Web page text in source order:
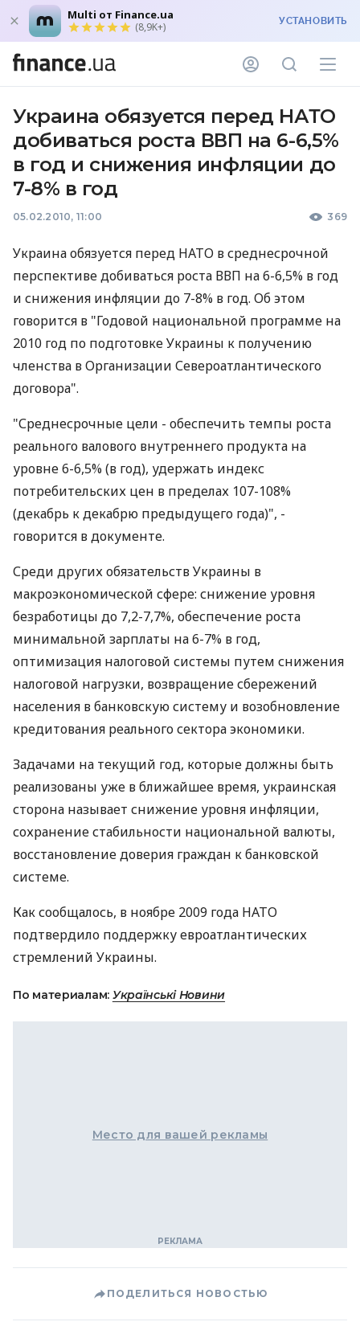
Multi от Finance.ua
(8,9K+) УСТАНОВИТЬ
Украина обязуется перед НАТО
добиваться роста ВВП на 6-6,5%
в год и снижения инфляции до
7-8% в год
05.02.2010, 11:00 369
Украина обязуется перед НАТО в среднесрочной
перспективе добиваться роста ВВП на 6-6,5% в год
и снижения инфляции до 7-8% в год. Об этом
говорится в "Годовой национальной программе на
2010 год по подготовке Украины к получению
членства в Организации Североатлантического
договора".
"Среднесрочные цели - обеспечить темпы роста
реального валового внутреннего продукта на
уровне 6-6,5% (в год), удержать индекс
потребительских цен в пределах 107-108%
(декабрь к декабрю предыдущего года)", -
говорится в документе.
Среди других обязательств Украины в
макроэкономической сфере: снижение уровня
безработицы до 7,2-7,7%, обеспечение роста
минимальной зарплаты на 6-7% в год,
оптимизация налоговой системы путем снижения
налоговой нагрузки, возвращение сбережений
населения в банковскую систему и возобновление
кредитования реального сектора экономики.
Задачами на текущий год, которые должны быть
реализованы уже в ближайшее время, украинская
сторона называет снижение уровня инфляции,
сохранение стабильности национальной валюты,
восстановление доверия граждан к банковской
системе.
Как сообщалось, в ноябре 2009 года НАТО
подтвердило поддержку евроатлантических
стремлений Украины.
По материалам: Українські Новини
Место для вашей рекламы
ПОДЕЛИТЬСЯ НОВОСТЬЮ